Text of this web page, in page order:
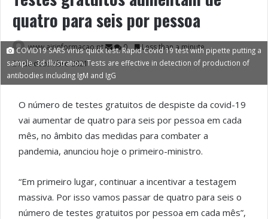
quatro para seis por pessoa
www.airinformacao.pt 0
Less than a minute
21 de dezembro 2021
COVID19 SARS virus quick test. Rapid Covid 19 test with pipette putting a
sample. 3d illustration. Tests are effective in detection of production of
antibodies including IgM and IgG
O número de testes gratuitos de despiste da covid-19
vai aumentar de quatro para seis por pessoa em cada
mês, no âmbito das medidas para combater a
pandemia, anunciou hoje o primeiro-ministro.
“Em primeiro lugar, continuar a incentivar a testagem
massiva. Por isso vamos passar de quatro para seis o
número de testes gratuitos por pessoa em cada mês”,